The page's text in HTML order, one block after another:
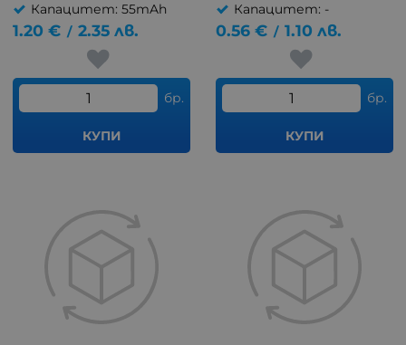
Капацитет: 55mAh
1.20 € / 2.35 лв.
бр.
КУПИ
Капацитет: -
0.56 € / 1.10 лв.
бр.
КУПИ